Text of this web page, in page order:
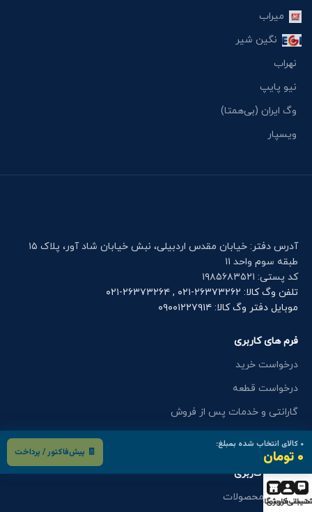
۰ کالای انتخاب شده بمبلغ:
۰ تومان 🧾 پیش‌فاکتور / پرداخت
میراب
نگین شیر
نهراب
نیو پایپ
وگ ایران (بی‌همتا)
ویسپار
آدرس دفتر: خیابان مقدس اردبیلی، نبش خیابان شاد آور، پلاک ۱۵
طبقه سوم واحد ۱۱
کد پستی: ۱۹۸۵۶۸۳۵۲۱
تلفن وگ کالا: ۲۶۳۷۳۲۶۲-۰۲۱ , ۲۶۳۷۳۲۶۴-۰۲۱
موبایل دفتر وگ کالا: ۰۹۰۰۱۲۲۷۹۱۴
فرم های کاربری
درخواست خرید
درخواست قطعه
گارانتی و خدمات پس از فروش
فرم های کاربری
کاتالوگ محصولات
حساب کاربری
فروشگاه